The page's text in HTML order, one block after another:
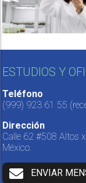
ESTUDIOS Y
Teléfono
(999) 923 61 55
Dirección
Calle 62 #508 Altos
México.
ENVIAR